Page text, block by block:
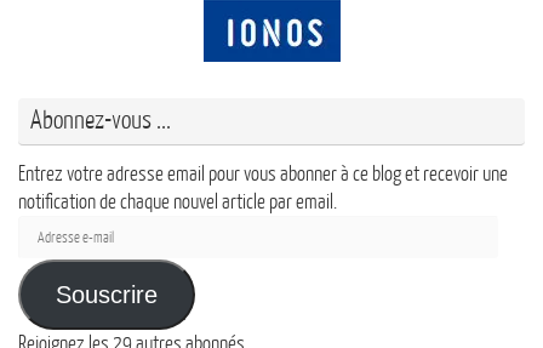
Abonnez-vous ...
Entrez votre adresse email pour vous abonner à ce blog et recevoir une
notification de chaque nouvel article par email.
Adresse
mail
Souscrire